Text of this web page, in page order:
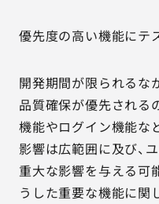
優先度の高い機能にテ
開発期間が限られるな
品質確保が優先される
機能やログイン機能な
影響は広範囲に及び、
重大な影響を与える可
うした重要な機能に関